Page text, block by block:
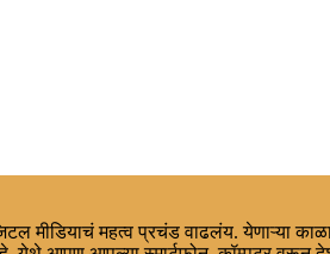
मीडियाचं महत्व प्रचंड वाढलंय. येणाऱ्या